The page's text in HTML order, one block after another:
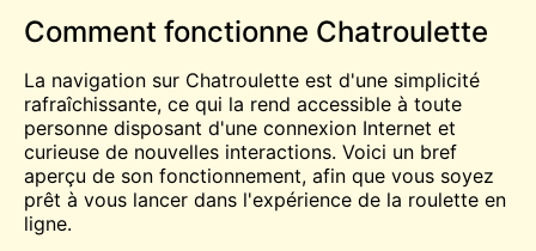
Comment fonctionne Chatroulette
La navigation sur Chatroulette est d'une simplicité
rafraîchissante, ce qui la rend accessible à toute
personne disposant d'une connexion Internet et
curieuse de nouvelles interactions. Voici un bref
aperçu de son fonctionnement, afin que vous soyez
prêt à vous lancer dans l'expérience de la roulette en
ligne.